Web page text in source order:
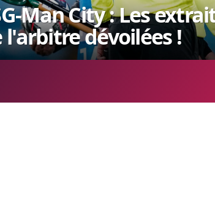
Man City : Les
l'arbitre dévoilées !